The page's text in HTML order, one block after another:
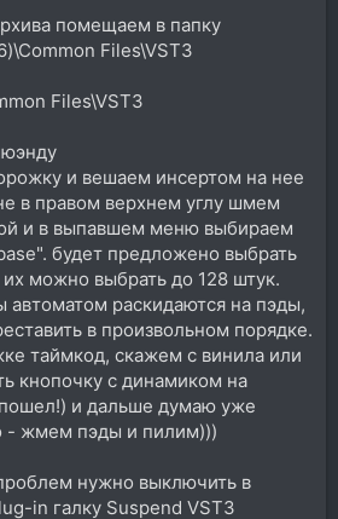
помещаем в папку
Files\VST3
Files\VST3
и вешаем инсертом на нее
в правом верхнем углу шмем
и в выпавшем меню выбираем
будет предложено выбрать
можно выбрать до 128 штук.
автоматом раскидаются на пэды,
в произвольном порядке.
таймкод, скажем с винила или
кнопочку с динамиком на
и дальше думаю уже
- жмем пэды и пилим)))
нужно выключить в
in галку Suspend VST3